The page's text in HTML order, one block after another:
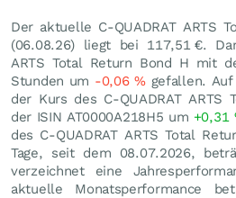
Der aktuelle C-QUADRAT ARTS
(06.08.26) liegt bei 117,51 €.
ARTS Total Return Bond H mit
Stunden um -0,06%gefallen. Auf
der Kurs des C-QUADRAT
der ISIN AT0000A218H5 um +0,31
des C-QUADRAT ARTS Total
Tage, seit dem 08.07.2026,
verzeichnet eine
aktuelle Monatsperformance